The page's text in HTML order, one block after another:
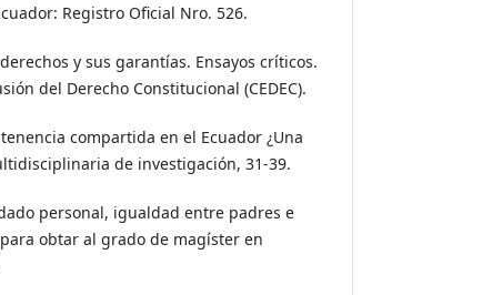
Registro Oficial Nro. 526.
y sus garantías. Ensayos críticos.
del Derecho Constitucional (CEDEC).
compartida en el Ecuador ¿Una
de investigación, 31-39.
personal, igualdad entre padres e
obtar al grado de magíster en